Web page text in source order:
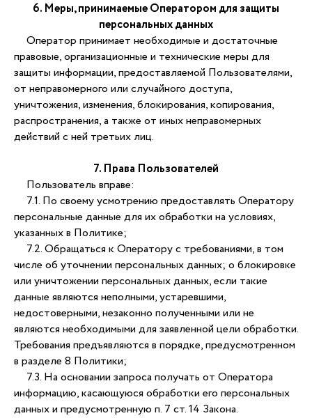
6. Меры, принимаемые Оператором для защиты
персональных данных
Оператор принимает необходимые и достаточные
правовые, организационные и технические меры для
защиты информации, предоставляемой Пользователями,
от неправомерного или случайного доступа,
уничтожения, изменения, блокирования, копирования,
распространения, а также от иных неправомерных
действий с ней третьих лиц.
7. Права Пользователей
Пользователь вправе:
7.1. По своему усмотрению предоставлять Оператору
персональные данные для их обработки на условиях,
указанных в Политике;
7.2. Обращаться к Оператору с требованиями, в том
числе об уточнении персональных данных; о блокировке
или уничтожении персональных данных, если такие
данные являются неполными, устаревшими,
недостоверными, незаконно полученными или не
являются необходимыми для заявленной цели обработки.
Требования предъявляются в порядке, предусмотренном
в разделе 8 Политики;
7.3. На основании запроса получать от Оператора
информацию, касающуюся обработки его персональных
данных и предусмотренную п. 7 ст. 14 Закона.
Контакты
+7 (8352) 68-58-08
телефон